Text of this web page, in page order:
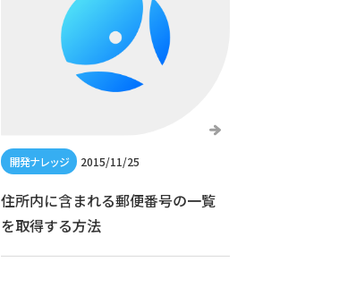
2015/11/25
住所内に含まれる郵便番号の一覧
を取得する方法